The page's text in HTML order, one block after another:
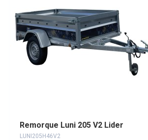
Remorque Luni 205 V2 Lider
LUNI205H46V2